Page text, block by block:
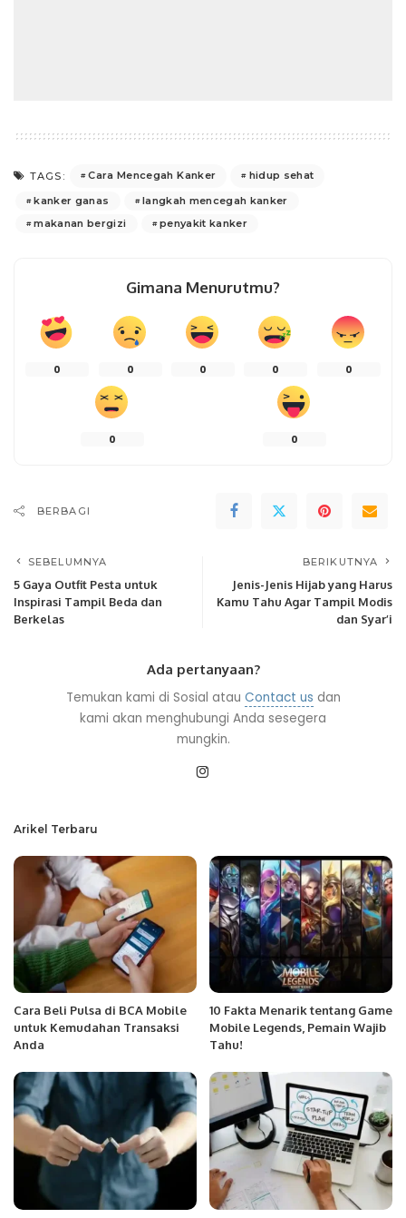
TAGS: Cara Mencegah Kanker
hidup sehat
kanker ganas
langkah mencegah kanker
makanan bergizi
penyakit kanker
Gimana Menurutmu?
0 0 0 0 0
0 0
BERBAGI
SEBELUMNYA
5 Gaya Outfit Pesta untuk
Inspirasi Tampil Beda dan
Berkelas
BERIKUTNYA
Jenis-Jenis Hijab yang Harus
Kamu Tahu Agar Tampil Modis
dan Syar’i
Ada pertanyaan?
Temukan kami di Sosial atau Contact us dan
kami akan menghubungi Anda sesegera
mungkin.
Arikel Terbaru
Cara Beli Pulsa di BCA Mobile
untuk Kemudahan Transaksi
Anda
10 Fakta Menarik tentang Game
Mobile Legends, Pemain Wajib
Tahu!